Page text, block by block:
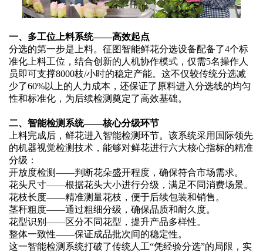
一、多工位上料系统——高效起点
分选的第一步是上料。征图智能鲜花分选设备配备了4个标
准化上料工位，结合创新的人机协作模式，仅需5名操作人
员即可支撑8000枝/小时的稳定产能。这不仅较传统分选减
少了60%以上的人力成本，还保证了原料进入分选线的均匀
性和标准化，为后续检测奠定了高效基础。
二、智能检测系统——核心分级环节
上料完成后，鲜花进入智能检测环节。该系统采用国际领先
的机器视觉检测技术，能够对鲜花进行六大核心指标的精准
分级：
开放度检测——判断花朵盛开程度，确保符合市场需求。
花头尺寸——根据花头大小进行分级，满足不同消费场景。
花枝长度——精准测量花枝，便于后续包装和销售。
茎秆粗度——通过粗细分级，确保品质和耐久度。
花型识别 ——区分不同花型，提升产品多样性。
整体一致性——保证成品批次间的稳定性。
这一智能检测系统打破了传统人工“凭经验分选”的局限，实